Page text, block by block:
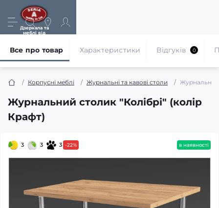
Дзеркала та
меблі від
Корпусні меблі Журнальні та кавові столи Журнальний
Журнальний столик "Колібрі" (колір
Крафт)
Все про товар Характеристики Відгуків 0
3 3 3 -22% в наявності